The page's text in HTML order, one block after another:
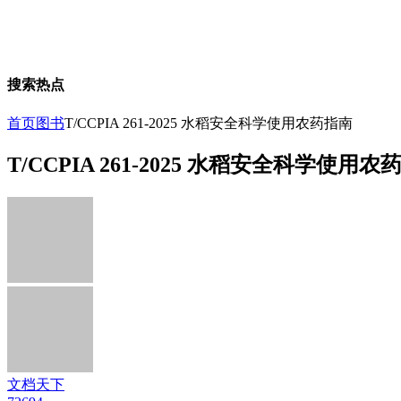
搜索热点
首页图书T/CCPIA 261-2025 水稻安全科学使用农药指南
T/CCPIA 261-2025 水稻安全科学使用农
文档天下